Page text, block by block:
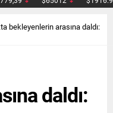
bekleyenlerin arasına daldı:
daldı: